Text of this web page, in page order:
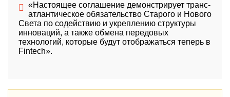
«Настоящее соглашение демонстрирует транс-
атлантическое обязательство Старого и Нового
Света по содействию и укреплению структуры
инноваций, а также обмена передовых
технологий, которые будут отображаться теперь в
Fintech».